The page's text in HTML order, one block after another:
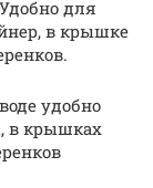
для
в крышке
удобно
в крышках